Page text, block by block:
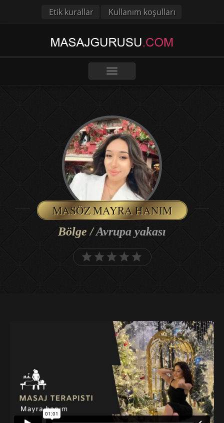
Etik kurallar Kullanım koşulları
Toggle
MASÖZ MAYRA HANIM
Bölge /Avrupa yakası